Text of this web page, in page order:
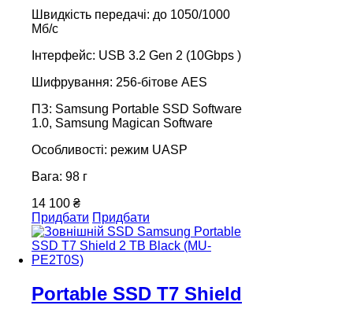
Швидкість передачі: до 1050/1000
Мб/с
Інтерфейс: USB 3.2 Gen 2 (10Gbps )
Шифрування: 256-бітове AES
ПЗ: Samsung Portable SSD Software
1.0, Samsung Magican Software
Особливості: режим UASP
Вага: 98 г
14 100 ₴
Придбати Придбати
Portable SSD T7 Shield